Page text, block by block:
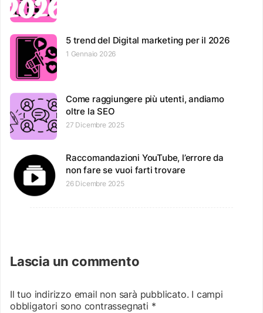
5 trend del Digital marketing per il 2026
1 Gennaio 2026
Come raggiungere più utenti, andiamo
oltre la SEO
27 Dicembre 2025
Raccomandazioni YouTube, l’errore da
non fare se vuoi farti trovare
26 Dicembre 2025
Lascia un commento
Il tuo indirizzo email non sarà pubblicato. I campi
obbligatori sono contrassegnati *